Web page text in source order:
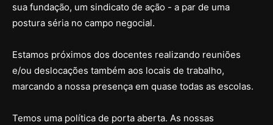
sua fundação, um sindicato de ação - a par de uma
postura séria no campo negocial.
Estamos próximos dos docentes realizando reuniões
e/ou deslocações também aos locais de trabalho,
marcando a nossa presença em quase todas as escolas.
Temos uma política de porta aberta. As nossas